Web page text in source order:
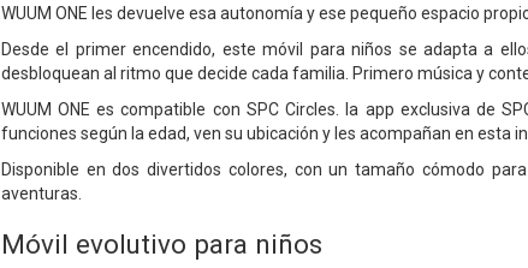
WUUM ONE les devuelve esa autonomía y ese pequeño espacio
Desde el primer encendido, este móvil para niños se adapta a
desbloquean al ritmo que decide cada familia. Primero música y
WUUM ONE es compatible con SPC Circles. la app exclusiva de
funciones según la edad, ven su ubicación y les acompañan en esta
Disponible en dos divertidos colores, con un tamaño cómodo
aventuras.
Móvil evolutivo para niños